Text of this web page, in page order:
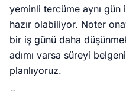
yeminli tercüme aynı
hazır olabiliyor. Noter
bir iş günü daha
adımı varsa süreyi
planlıyoruz.